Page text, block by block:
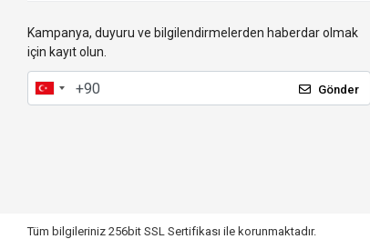
Kampanya, duyuru ve bilgilendirmelerden haberdar olmak
için kayıt olun.
Gönder
Tüm bilgileriniz 256bit SSL Sertifikası ile korunmaktadır.